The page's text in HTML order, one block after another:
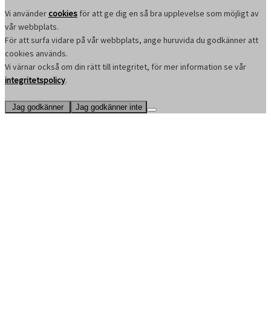
Vi användercookies för att ge dig en så bra upplevelse som möjligt av
vår webbplats.
För att surfa vidare på vår webbplats, ange huruvida du godkänner att
cookies används.
Vi värnar också om din rätt till integritet, för mer information se vår
integritetspolicy.
Jag godkänner Jag godkänner inte